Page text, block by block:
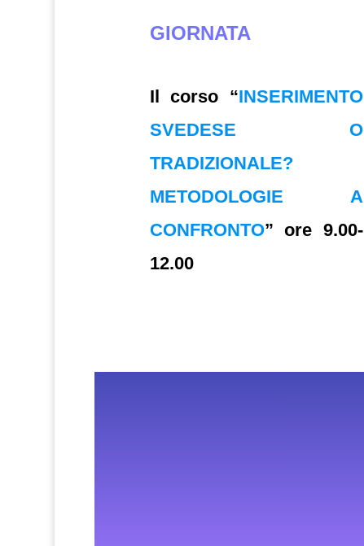
GIORNATA
Il corso “INSERIMENTO
SVEDESE O
TRADIZIONALE?
METODOLOGIE A
CONFRONTO” ore 9.00-
12.00